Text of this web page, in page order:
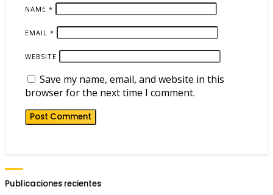
NAME *
EMAIL *
WEBSITE
Save my name, email, and website in this
browser for the next time I comment.
Publicaciones recientes